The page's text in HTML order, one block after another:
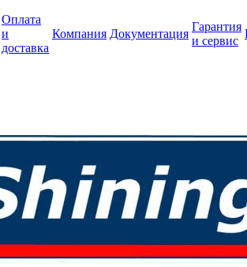
Оплата
и
доставка
Компания Документация
Гарантия
и сервис